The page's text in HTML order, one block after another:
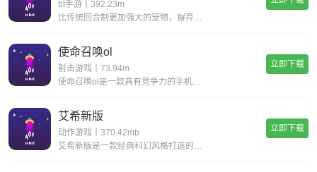
bt手游丨392.23m
比传统回合制更加强大的宠物，摒弃复杂的宠物合成，普通宠物都可以拥有15技能，更有逆天宠物神技，带你体验不一样的宠物养成。一键挂机，解放双手不用肝;无限商城，一莲玉领全奖励;首充神技，助你成就大侠路;满vip，登录就送v15。
使命召唤ol
射击游戏丨73.94m
使命召唤ol是一款具有竞争力的手机射击游戏。您一定会感到现实，丰富您的游戏体验并完成各种战斗任务以获得丰厚的回报。逼真的惊人武器带来了开创性的战斗，同时遵循经典的世界观并添加了全新的游戏玩法，玩家可以感受到射击的最大乐趣，并且玩家可以更好地
立即下载
艾希新版
动作游戏丨370.42mb
艾希新版是一款经典科幻风格打造的动作格斗类手游，超华丽炫酷的场景地图给你带来无与伦比的视觉享受，进入这个独特的世界当中展开精彩绝伦的战斗旅程，享受前所未有的爽快动作打击手感!艾希新版游戏亮点丰富的场景地图，超科幻的未来场景多样化的武器选择，
立即下载